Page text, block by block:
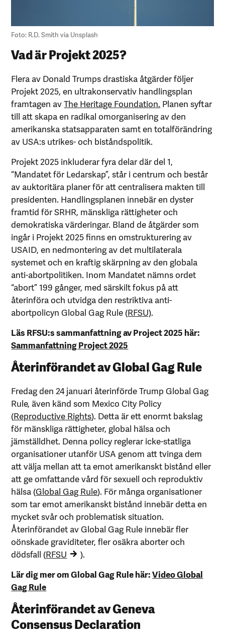
Foto: R.D. Smith via Unsplash
Vad är Projekt 2025?
Flera av Donald Trumps drastiska åtgärder följer
Projekt 2025, en ultrakonservativ handlingsplan
framtagen avThe Heritage Foundation. Planen syftar
till att skapa en radikal omorganisering av den
amerikanska statsapparaten samt en totalförändring
av USA:s utrikes- och biståndspolitik.
Projekt 2025 inkluderar fyra delar där del 1,
“Mandatet för Ledarskap”, står i centrum och består
av auktoritära planer för att centralisera makten till
presidenten. Handlingsplanen innebär en dyster
framtid för SRHR, mänskliga rättigheter och
demokratiska värderingar. Bland de åtgärder som
ingår i Projekt 2025 finns en omstrukturering av
USAID, en nedmontering av det multilaterala
systemet och en kraftig skärpning av den globala
anti-abortpolitiken. Inom Mandatet nämns ordet
“abort” 199 gånger, med särskilt fokus på att
återinföra och utvidga den restriktiva anti-
abortpolicyn Global Gag Rule (RFSU).
Läs RFSU:s sammanfattning av Project 2025 här:
Sammanfattning Project 2025
Återinförandet av Global Gag Rule
Fredag den 24 januari återinförde Trump Global Gag
Rule, även känd som Mexico City Policy
(Reproductive Rights). Detta är ett enormt bakslag
för mänskliga rättigheter, global hälsa och
jämställdhet. Denna policy reglerar icke-statliga
organisationer utanför USA genom att tvinga dem
att välja mellan att ta emot amerikanskt bistånd eller
att ge omfattande vård för sexuell och reproduktiv
hälsa (Global Gag Rule). För många organisationer
som tar emot amerikanskt bistånd innebär detta en
mycket svår och problematisk situation.
Återinförandet av Global Gag Rule innebär fler
oönskade graviditeter, fler osäkra aborter och
dödsfall (RFSU
).
Lär dig mer om Global Gag Rule här:Video Global
Gag Rule
Återinförandet av Geneva
Consensus Declaration